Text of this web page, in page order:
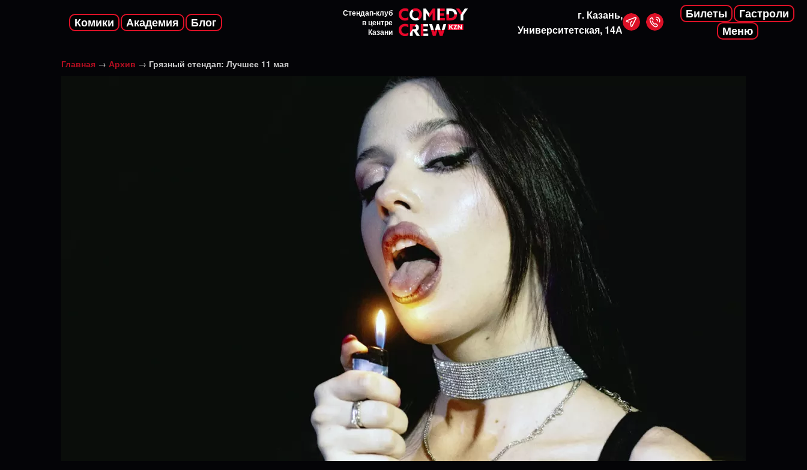
Комики Академия Блог
Стендап-клуб
в центре
Казани
г. Казань,
Университетская, 14А
Билеты
Гастроли
Меню
Главная → Архив → Грязный стендап: Лучшее 11 мая